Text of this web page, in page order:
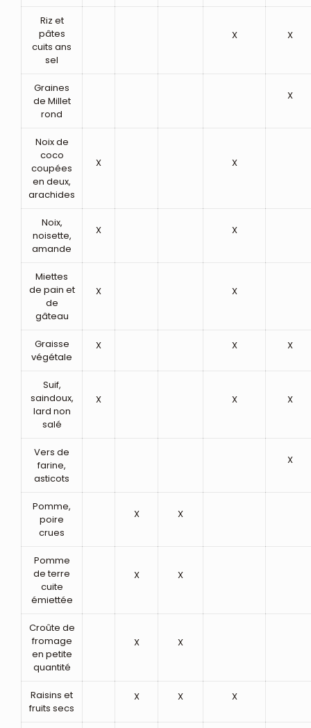
Riz et
pâtes
cuits ans
sel
X X
Graines
de Millet
rond
X
Noix de
coco
coupées
en deux,
arachides
X X
Noix,
noisette,
amande
X X
Miettes
de pain et
de
gâteau
X X
Graisse
végétale
X X X
Suif,
saindoux,
lard non
salé
X X X
Vers de
farine,
asticots
X
Pomme,
poire
crues
X X
Pomme
de terre
cuite
émiettée
X X
Croûte de
fromage
en petite
quantité
X X
Raisins et
fruits secs
X X X